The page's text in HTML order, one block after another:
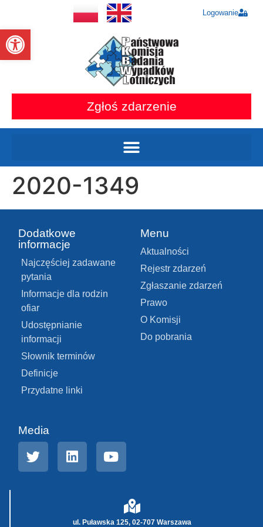
Otwórz pasek narzędzi
Logowanie
Zgłoś zdarzenie
2020-1349
Dodatkowe
informacje
Najczęściej zadawane
pytania
Informacje dla rodzin
ofiar
Udostępnianie
informacji
Słownik terminów
Definicje
Przydatne linki
Menu
Aktualności
Rejestr zdarzeń
Zgłaszanie zdarzeń
Prawo
O Komisji
Do pobrania
Media
ul. Puławska 125, 02-707 Warszawa